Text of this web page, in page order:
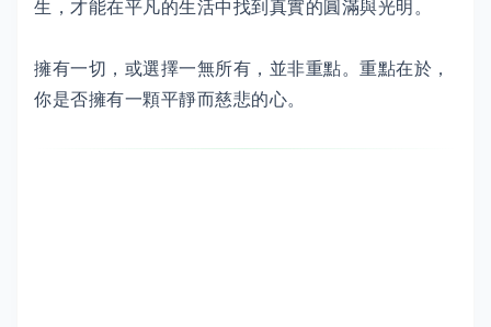
生，才能在平凡的生活中找到真實的圓滿與光明。
擁有一切，或選擇一無所有，並非重點。重點在於，
你是否擁有一顆平靜而慈悲的心。